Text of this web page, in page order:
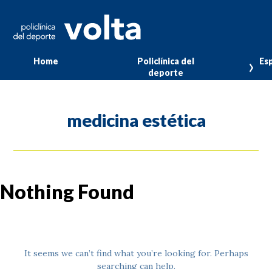
Home
Policlínica del
deporte
medicina estética
Nothing Found
It seems we can’t find what you’re looking for. Perhaps
searching can help.